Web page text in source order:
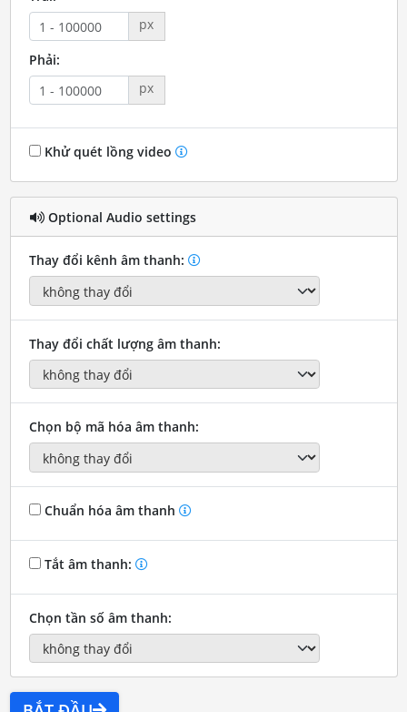
px
Phải:
px
Khử quét lồng video
Optional Audio settings
Thay đổi kênh âm thanh:
Thay đổi chất lượng âm thanh:
Chọn bộ mã hóa âm thanh:
Chuẩn hóa âm thanh
Tắt âm thanh:
Chọn tần số âm thanh: